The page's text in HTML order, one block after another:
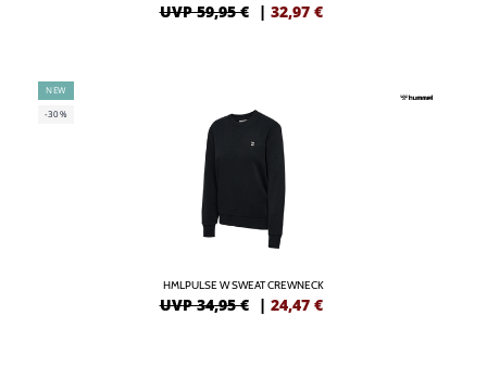
UVP 59,95 € | 32,97 €
NEW
-30%
HMLPULSE W SWEAT CREWNECK
UVP 34,95 € | 24,47 €